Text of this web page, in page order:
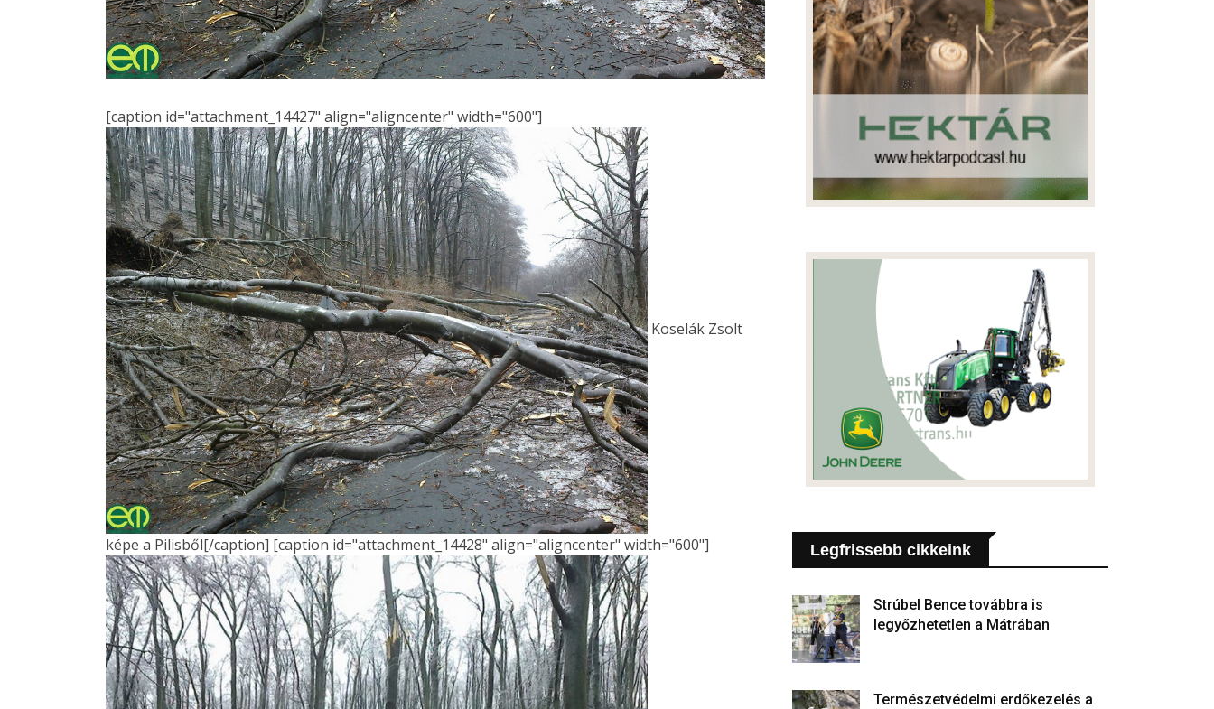
[caption id="attachment_14427" align="aligncenter" width="600"]
Koselák Zsolt
képe a Pilisből[/caption] [caption id="attachment_14428" align="aligncenter" width="600"] Legfrissebb cikkeink
Strúbel Bence továbbra is
legyőzhetetlen a Mátrában
Természetvédelmi erdőkezelés a